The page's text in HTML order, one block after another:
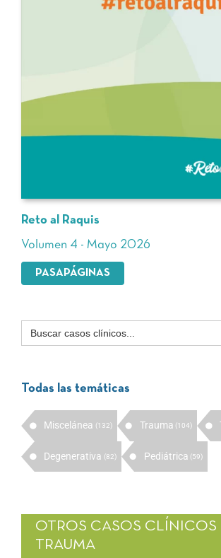
Reto al Raquis
Volumen 4 - Mayo 2026
PASAPÁGINAS
Buscar:
Todas las temáticas
Miscelánea (132) Trauma (104)
Degenerativa (82) Pediátrica (59)
OTROS CASOS CLÍNICOS
TRAUMA